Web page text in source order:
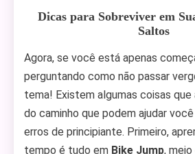
Dicas para Sobreviver em
Saltos
Agora, se você está apenas
perguntando como não passar
tema! Existem algumas coisas que
do caminho que podem ajudar
erros de principiante. Primeiro,
tempo é tudo em Bike Jump,